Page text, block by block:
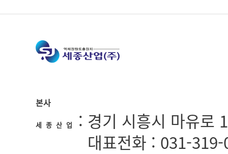
본사
세 종 산 업 : 경기 시흥시 마유로
대표전화 : 031-